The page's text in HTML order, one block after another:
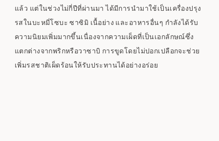
แล้ว แต่ในช่วงไม่กี่ปีที่ผ่านมา ได้มีการนำมาใช้เป็นเครื่องปรุง
รสในบะหมี่โซบะ ซาซิมิ เนื้อย่าง และอาหารอื่นๆ กำลังได้รับ
ความนิยมเพิ่มมากขึ้นเนื่องจากความเผ็ดที่เป็นเอกลักษณ์ซึ่ง
แตกต่างจากพริกหรือวาซาบิ การขูดโดยไม่ปอกเปลือกจะช่วย
เพิ่มรสชาติเผ็ดร้อนให้รับประทานได้อย่างอร่อย